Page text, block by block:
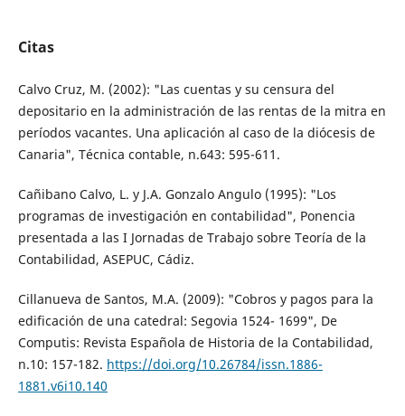
Citas
Calvo Cruz, M. (2002): "Las cuentas y su censura del
depositario en la administración de las rentas de la mitra en
períodos vacantes. Una aplicación al caso de la diócesis de
Canaria", Técnica contable, n.643: 595-611.
Cañibano Calvo, L. y J.A. Gonzalo Angulo (1995): "Los
programas de investigación en contabilidad", Ponencia
presentada a las I Jornadas de Trabajo sobre Teoría de la
Contabilidad, ASEPUC, Cádiz.
Cillanueva de Santos, M.A. (2009): "Cobros y pagos para la
edificación de una catedral: Segovia 1524- 1699", De
Computis: Revista Española de Historia de la Contabilidad,
n.10: 157-182. https://doi.org/10.26784/issn.1886-
1881.v6i10.140